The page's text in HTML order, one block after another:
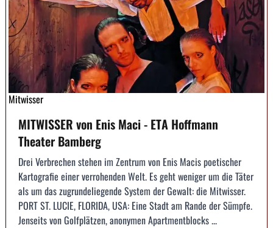
Mitwisser
MITWISSER von Enis Maci - ETA Hoffmann
Theater Bamberg
Drei Verbrechen stehen im Zentrum von Enis Macis poetischer
Kartografie einer verrohenden Welt. Es geht weniger um die Täter
als um das zugrundeliegende System der Gewalt: die Mitwisser.
PORT ST. LUCIE, FLORIDA, USA: Eine Stadt am Rande der Sümpfe.
Jenseits von Golfplätzen, anonymen Apartmentblocks ...